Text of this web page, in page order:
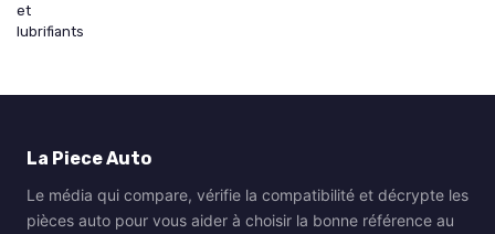
et
lubrifiants
La Piece Auto
Le média qui compare, vérifie la compatibilité et décrypte les
pièces auto pour vous aider à choisir la bonne référence au